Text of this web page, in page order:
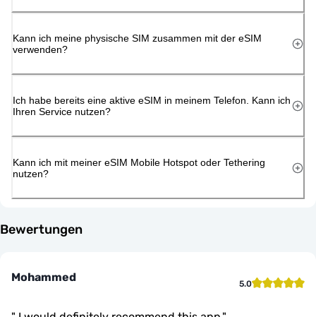
Kann ich meine physische SIM zusammen mit der eSIM
verwenden?
Ich habe bereits eine aktive eSIM in meinem Telefon. Kann ich
Ihren Service nutzen?
Kann ich mit meiner eSIM Mobile Hotspot oder Tethering
nutzen?
Bewertungen
Mohammed 5.0